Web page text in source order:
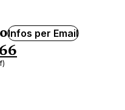
Infos per Email